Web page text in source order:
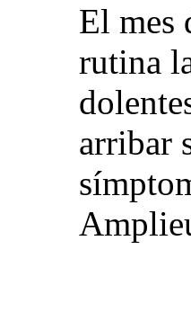
El mes
rutina
arribar